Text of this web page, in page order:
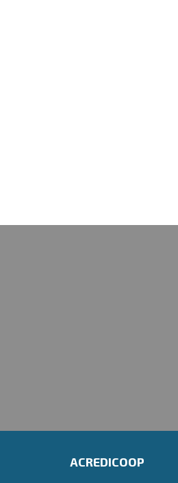
ACREDICOOP